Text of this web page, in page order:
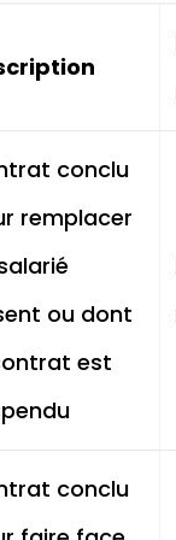
conclu
remplacer
ou dont
est
conclu